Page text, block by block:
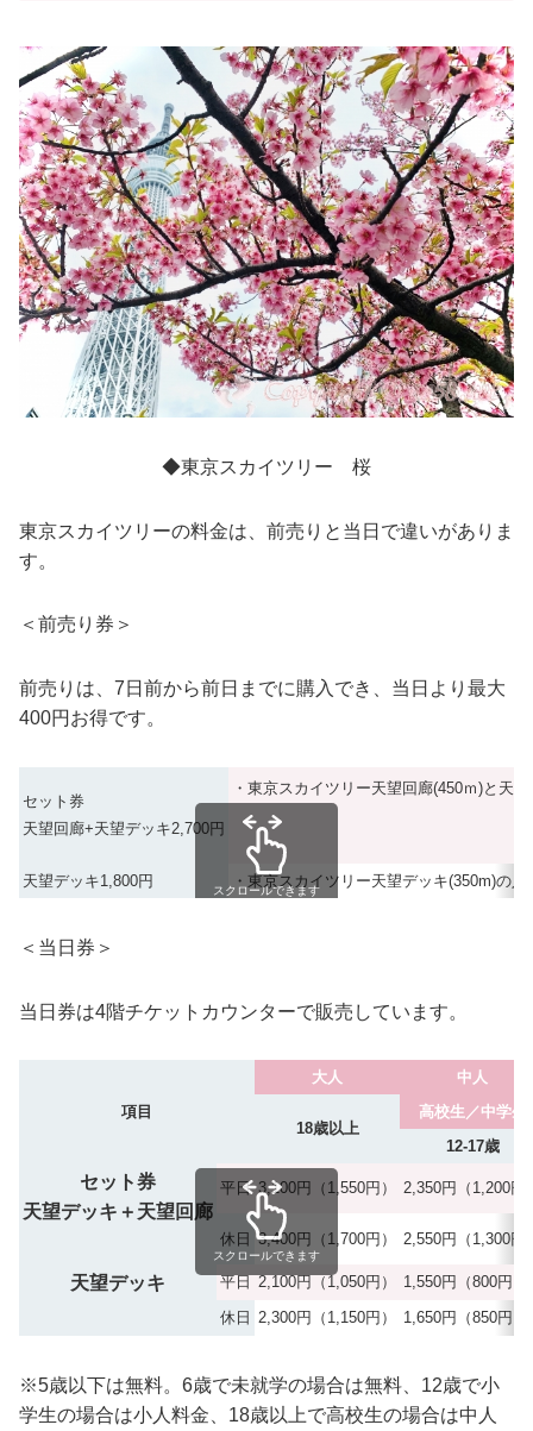
◆東京スカイツリー 桜
東京スカイツリーの料金は、前売りと当日で違いがありま
す。
＜前売り券＞
前売りは、7日前から前日までに購入でき、当日より最大
400円お得です。
セット券
天望回廊+天望デッキ2,700円
・東京スカイツリー天望回廊(450ｍ)と 天
天望デッキ1,800円 ・東京スカイツリー天望デッキ(350m)の入
スクロールできます
＜当日券＞
当日券は4階チケットカウンターで販売しています。
項目
大人 中人
18歳以上
高校生／中学生
12-17歳
セット券
天望デッキ ＋ 天望回廊
平日 3,100円 （1,550円） 2,350円 （1,200円
休日 3,400円 （1,700円） 2,550円 （1,300円
天望デッキ 平日 2,100円 （1,050円） 1,550円
（800円）
休日 2,300円 （1,150円） 1,650円 （850円）
スクロールできます
※5歳以下は無料。6歳で未就学の場合は無料、12歳で小
学生の場合は小人料金、18歳以上で高校生の場合は中人